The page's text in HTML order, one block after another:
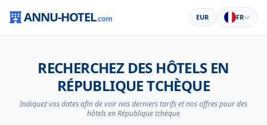
ANNU-HOTEL.com EUR FR
RECHERCHEZ DES HÔTELS EN
RÉPUBLIQUE TCHÈQUE
Indiquez vos dates afin de voir nos derniers tarifs et nos offres pour des
hôtels en République tchèque